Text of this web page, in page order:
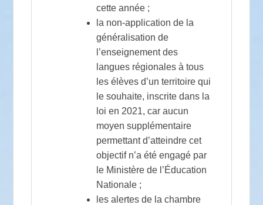
cette année ;
la non-application de la
généralisation de
l’enseignement des
langues régionales à tous
les élèves d’un territoire qui
le souhaite, inscrite dans la
loi en 2021, car aucun
moyen supplémentaire
permettant d’atteindre cet
objectif n’a été engagé par
le Ministère de l’Éducation
Nationale ;
les alertes de la chambre